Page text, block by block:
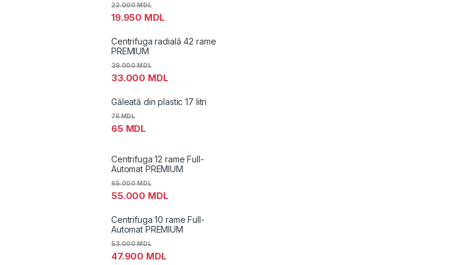
19.950 MDL
22.000MDL
Centrifuga radială 42 rame
PREMIUM
33.000 MDL
39.000MDL
Găleată din plastic 17 litri
65 MDL
75MDL
Centrifuga 12 rame Full-
Automat PREMIUM
55.000 MDL
65.000MDL
Centrifuga 10 rame Full-
Automat PREMIUM
47.900 MDL
53.000MDL